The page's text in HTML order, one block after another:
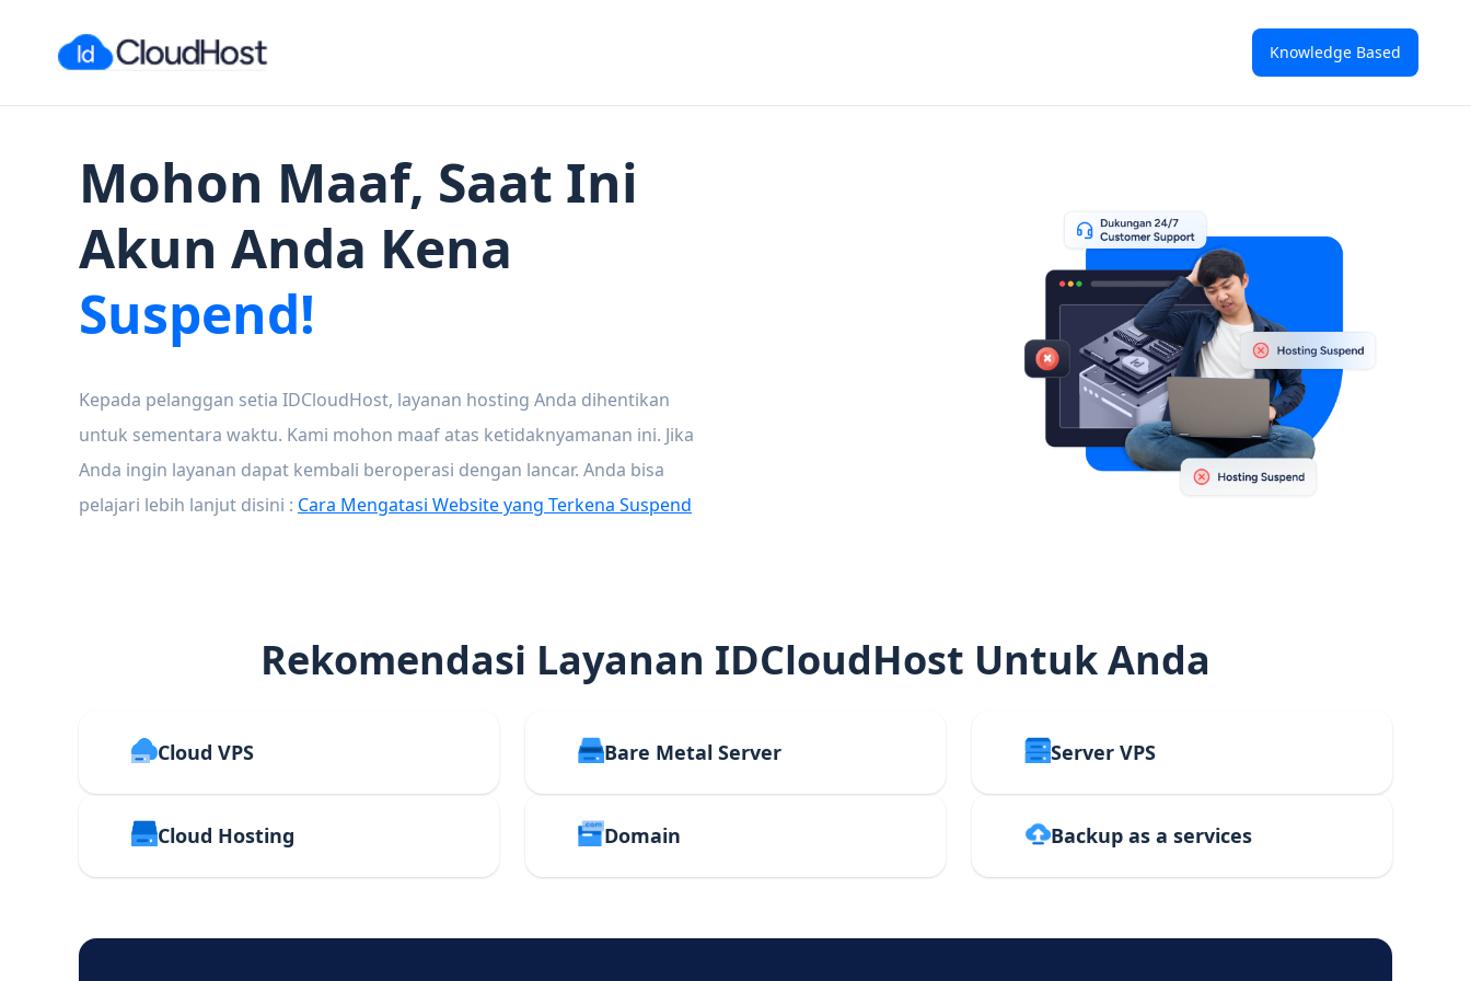
Knowledge Based
Mohon Maaf, Saat Ini
Akun Anda Kena
Suspend!
Kepada pelanggan setia IDCloudHost, layanan hosting Anda dihentikan
untuk sementara waktu. Kami mohon maaf atas ketidaknyamanan ini. Jika
Anda ingin layanan dapat kembali beroperasi dengan lancar. Anda bisa
pelajari lebih lanjut disini : Cara Mengatasi Website yang Terkena Suspend
Rekomendasi Layanan IDCloudHost Untuk Anda
Cloud VPS Bare Metal Server Server VPS
Cloud Hosting Domain Backup as a services